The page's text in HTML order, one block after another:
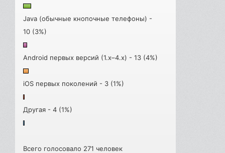
Java (обычные кнопочные телефоны) -
10 (3%)
Android первых версий (1.x–4.x) - 13 (4%)
iOS первых поколений - 3 (1%)
Другая - 4 (1%)
Всего голосовало 271 человек